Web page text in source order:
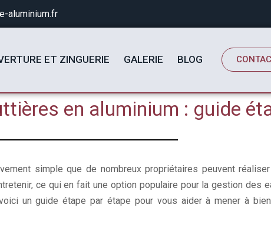
aluminium.fr
ET ZINGUERIE GALERIE BLOG
en aluminium : guide
simple que de nombreux propriétaires peuvent
ce qui en fait une option populaire pour la gestion des
un guide étape par étape pour vous aider à mener à